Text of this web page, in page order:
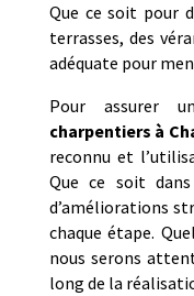
Que ce soit pour
terrasses, des
adéquate pour
Pour assurer
charpentiers à
reconnu et
Que ce soit
d’améliorations
chaque étape.
nous serons
long de la